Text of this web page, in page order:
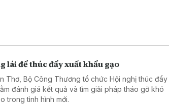
lái để thúc đẩy xuất khẩu gạo
Thơ, Bộ Công Thương tổ chức Hội nghị thúc đẩy
đánh giá kết quả và tìm giải pháp tháo gỡ khó
trong tình hình mới.